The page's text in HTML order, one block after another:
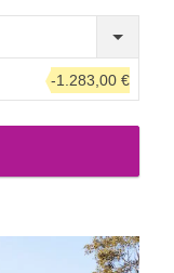
-1.283,00 €